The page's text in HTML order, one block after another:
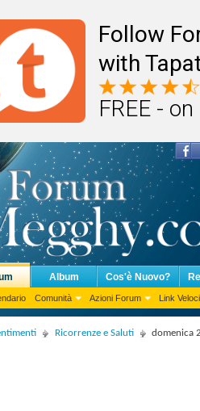
Follow
with
FREE -
Comunità Azioni Forum Link Veloci
Album Cos'è Nuovo?
Ricorrenze e Saluti domenica